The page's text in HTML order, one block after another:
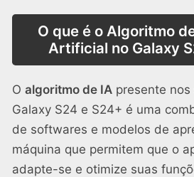
O que é o Algoritmo
Artificial no Galaxy
O algoritmo de IA presente
Galaxy S24 e S24+ é uma
de softwares e modelos de
máquina que permitem que o
adapte-se e otimize suas